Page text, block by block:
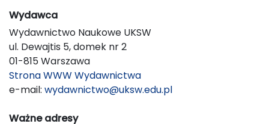
Wydawca
Wydawnictwo Naukowe UKSW
ul. Dewajtis 5, domek nr 2
01-815 Warszawa
Strona WWW Wydawnictwa
e-mail: wydawnictwo@uksw.edu.pl
Ważne adresy